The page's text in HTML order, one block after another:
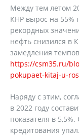
Между тем летом
КНР вырос на 55%
рекордных
нефть снизился в
замедления
https://csm35.ru/
pokupaet-kitaj-u-
Наряду с этим,
в 2022 году
показателя в
кредитования